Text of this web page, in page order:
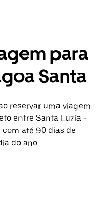
para
Santa
reservar uma viagem
entre Santa Luzia -
até 90 dias de
do ano.